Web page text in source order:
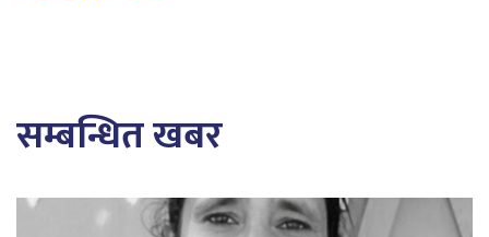
सम्बन्धित खबर